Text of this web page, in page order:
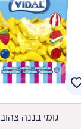
גומי בננה צהוב